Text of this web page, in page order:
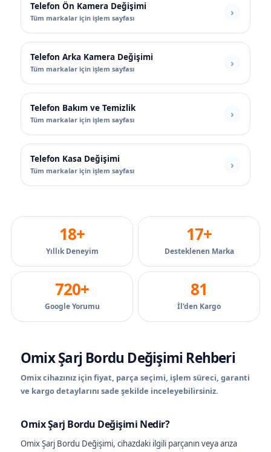
Telefon Ön Kamera Değişimi
Tüm markalar için işlem sayfası
Telefon Arka Kamera Değişimi
Tüm markalar için işlem sayfası
Telefon Bakım ve Temizlik
Tüm markalar için işlem sayfası
Telefon Kasa Değişimi
Tüm markalar için işlem sayfası
18+
Yıllık Deneyim
17+
Desteklenen Marka
720+
Google Yorumu
81
İl'den Kargo
Omix Şarj Bordu Değişimi Rehberi
Omix cihazınız için fiyat, parça seçimi, işlem süreci, garanti
ve kargo detaylarını sade şekilde inceleyebilirsiniz.
Omix Şarj Bordu Değişimi Nedir?
Omix Şarj Bordu Değişimi, cihazdaki ilgili parçanın veya arıza